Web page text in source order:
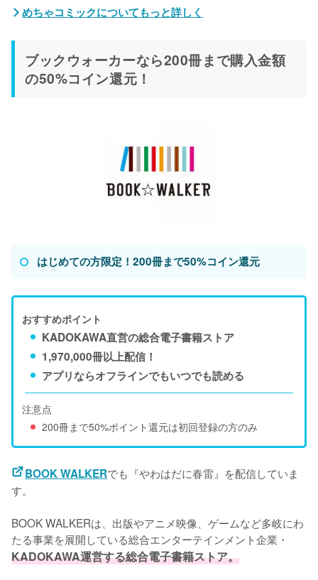
めちゃコミックについてもっと詳しく
ブックウォーカーなら200冊まで購入金額
の50%コイン還元！
はじめての方限定！200冊まで50%コイン還元
おすすめポイント
KADOKAWA直営の総合電子書籍ストア
1,970,000冊以上配信！
アプリならオフラインでもいつでも読める
注意点
200冊まで50%ポイント還元は初回登録の方のみ
BOOK WALKERでも『やわはだに春雷』を配信していま
す。
BOOK WALKERは、出版やアニメ映像、ゲームなど多岐にわ
たる事業を展開している総合エンターテインメント企業・
KADOKAWA運営する総合電子書籍ストア。